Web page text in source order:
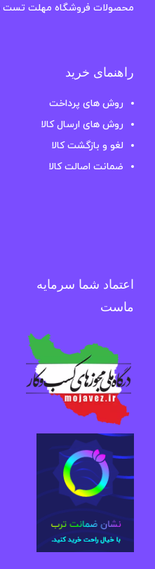
محصولات فروشگاه مهلت تست
راهنمای خرید
روش های پرداخت
روش های ارسال کالا
لغو و بازگشت کالا
ضمانت اصالت کالا
اعتماد شما سرمایه
ماست